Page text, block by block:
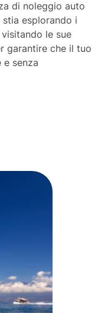
di noleggio auto
esplorando i
le sue
garantire che il tuo
senza